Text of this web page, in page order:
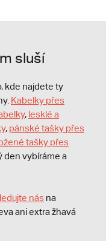
sluší
kde najdete ty
Kabelky přes
, lesklé a
, pánské tašky přes
tašky přes
den vybíráme a
ledujte nás na
ani extra žhavá